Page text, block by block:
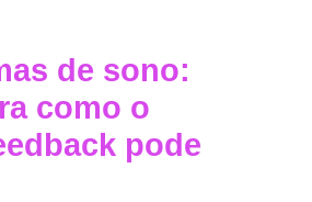
de sono:
como o
pode